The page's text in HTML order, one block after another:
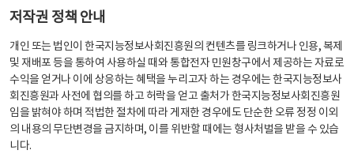
저작권 정책 안내
개인 또는 법인이 한국지능정보사회진흥원의 컨텐츠를 링크하거나 인용, 복제
및 재배포 등을 통하여 사용하실 때와 통합전자 민원창구에서 제공하는 자료로
수익을 얻거나 이에 상응하는 혜택을 누리고자 하는 경우에는 한국지능정보사
회진흥원과 사전에 협의를 하고 허락을 얻고 출처가 한국지능정보사회진흥원
임을 밝혀야 하며 적법한 절차에 따라 게재한 경우에도 단순한 오류 정정 이외
의 내용의 무단변경을 금지하며, 이를 위반할 때에는 형사처벌을 받을 수 있습
니다.